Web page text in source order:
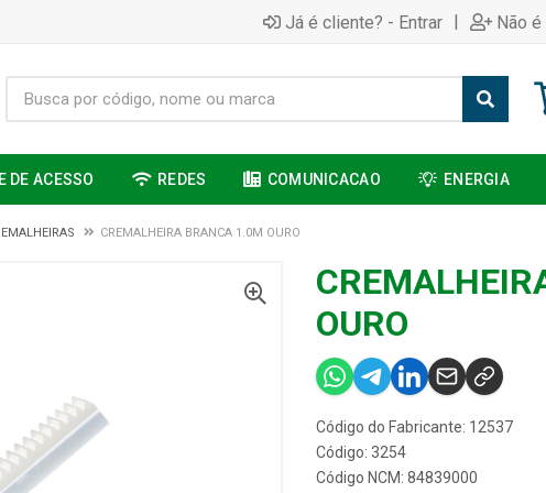
Já é cliente? - Entrar | Não
DE ACESSO REDES COMUNICACAO ENERGIA
CREMALHEIRA BRANCA 1.0M OURO
OURO
Código do Fabricante: 12537
Código: 3254
Código NCM: 84839000